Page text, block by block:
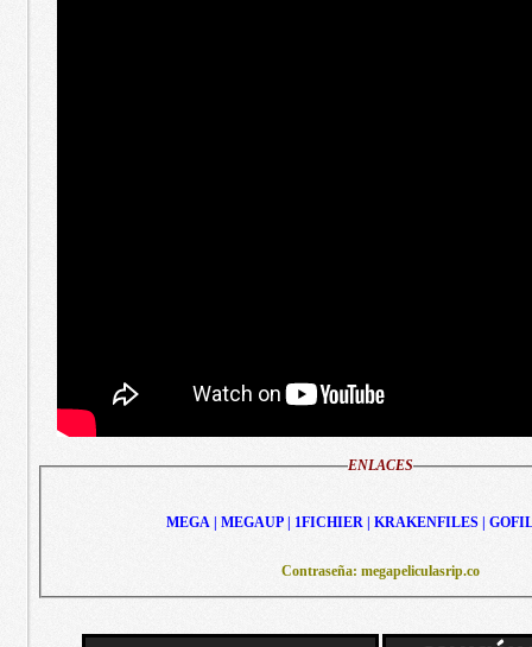
ENLACES
MEGA | MEGAUP | 1FICHIER | KRAKENFILES |
Contraseña: megapeliculasrip.co